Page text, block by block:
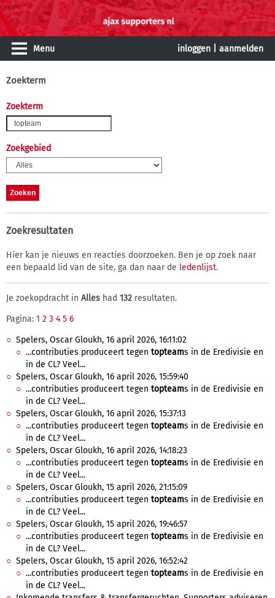
Menu inloggen aanmelden
Zoekterm
Zoekterm
Zoekgebied
Zoekresultaten
Hier kan je nieuws en reacties doorzoeken. Ben je op zoek naar
een bepaald lid van de site, ga dan naar de ledenlijst.
Je zoekopdracht in Alles had 132 resultaten.
Pagina: 1 2 3 4 5 6
Spelers, Oscar Gloukh, 16 april 2026, 16:11:02
...contributies produceert tegen topteams in de Eredivisie en
in de CL? Veel...
Spelers, Oscar Gloukh, 16 april 2026, 15:59:40
...contributies produceert tegen topteams in de Eredivisie en
in de CL? Veel...
Spelers, Oscar Gloukh, 16 april 2026, 15:37:13
...contributies produceert tegen topteams in de Eredivisie en
in de CL? Veel...
Spelers, Oscar Gloukh, 16 april 2026, 14:18:23
...contributies produceert tegen topteams in de Eredivisie en
in de CL? Veel...
Spelers, Oscar Gloukh, 15 april 2026, 21:15:09
...contributies produceert tegen topteams in de Eredivisie en
in de CL? Veel...
Spelers, Oscar Gloukh, 15 april 2026, 19:46:57
...contributies produceert tegen topteams in de Eredivisie en
in de CL? Veel...
Spelers, Oscar Gloukh, 15 april 2026, 16:52:42
...contributies produceert tegen topteams in de Eredivisie en
in de CL? Veel...